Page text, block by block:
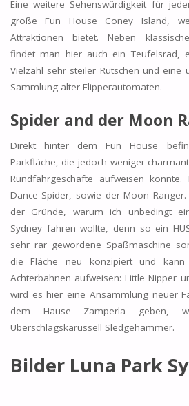
Eine weitere Sehenswürdigkeit für
große Fun House Coney Island,
Attraktionen bietet. Neben
findet man hier auch ein Teufelsrad,
Vielzahl sehr steiler Rutschen und eine
Sammlung alter Flipperautomaten.
Spider and der Moon
Direkt hinter dem Fun House
Parkfläche, die jedoch weniger
Rundfahrgeschäfte aufweisen
Dance Spider, sowie der Moon
der Gründe, warum ich unbedingt
Sydney fahren wollte, denn so ein
sehr rar gewordene Spaßmaschine
die Fläche neu konzipiert und
Achterbahnen aufweisen: Little Nipper
wird es hier eine Ansammlung neuer
dem Hause Zamperla geben,
Überschlagskarussell Sledgehammer.
Bilder Luna Park